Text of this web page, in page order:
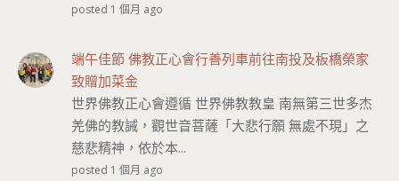
posted 1 個月 ago
端午佳節 佛教正心會行善列車前往南投及板橋榮家
致贈加菜金
世界佛教正心會遵循 世界佛教教皇 南無第三世多杰
羌佛的教誡，觀世音菩薩「大悲行願 無處不現」之
慈悲精神，依於本...
posted 1 個月 ago